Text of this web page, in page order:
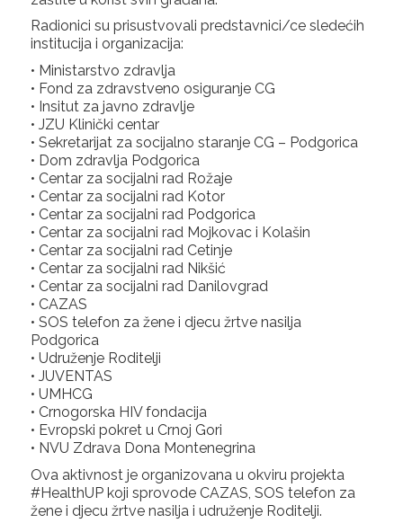
Radionici su prisustvovali predstavnici/ce sledećih
institucija i organizacija:
• Ministarstvo zdravlja
• Fond za zdravstveno osiguranje CG
• Insitut za javno zdravlje
• JZU Klinički centar
• Sekretarijat za socijalno staranje CG – Podgorica
• Dom zdravlja Podgorica
• Centar za socijalni rad Rožaje
• Centar za socijalni rad Kotor
• Centar za socijalni rad Podgorica
• Centar za socijalni rad Mojkovac i Kolašin
• Centar za socijalni rad Cetinje
• Centar za socijalni rad Nikšić
• Centar za socijalni rad Danilovgrad
• CAZAS
• SOS telefon za žene i djecu žrtve nasilja
Podgorica
• Udruženje Roditelji
• JUVENTAS
• UMHCG
• Crnogorska HIV fondacija
• Evropski pokret u Crnoj Gori
• NVU Zdrava Dona Montenegrina
Ova aktivnost je organizovana u okviru projekta
#HealthUP koji sprovode CAZAS, SOS telefon za
žene i djecu žrtve nasilja i udruženje Roditelji.